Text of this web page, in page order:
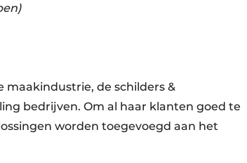
maakindustrie, de schilders &
bedrijven. Om al haar klanten goed te
worden toegevoegd aan het